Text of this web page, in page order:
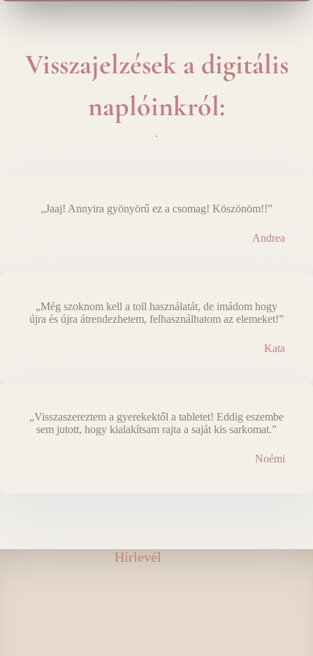
Visszajelzések a digitális
naplóinkról:
.
„Jaaj! Annyira gyönyörű ez a csomag! Köszönöm!!”
Andrea
„Még szoknom kell a toll használatát, de imádom hogy
újra és újra átrendezhetem, felhasználhatom az elemeket!”
Kata
„Visszaszereztem a gyerekektől a tabletet! Eddig eszembe
sem jutott, hogy kialakítsam rajta a saját kis sarkomat.”
Noémi
Hírlevél